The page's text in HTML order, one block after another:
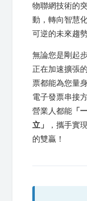
物聯網技術的
動，轉向智慧
可逆的未來趨勢
無論您是剛起
正在加速擴張
票都能為您量
電子發票串接
營業人都能 「
立」
，攜手實
的雙贏！